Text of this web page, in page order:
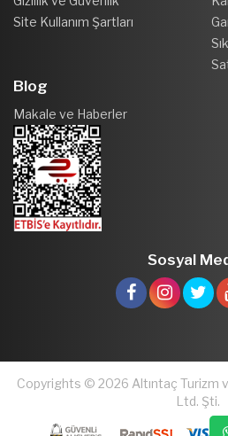
Site Kullanım Şartları
Blog
Makale ve Haberler
Sosyal
Copyrights © 2026 Altıntaç Turizm
Ltd. Şti.